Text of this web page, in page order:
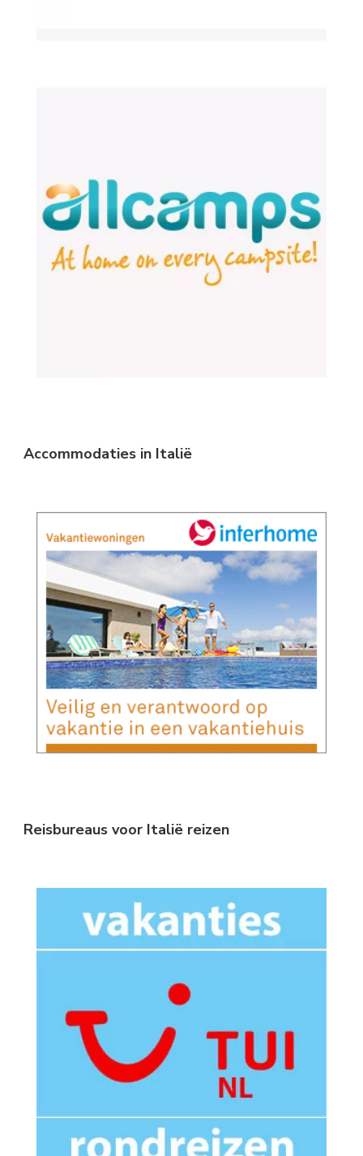
Accommodaties in Italië
Reisbureaus voor Italië reizen